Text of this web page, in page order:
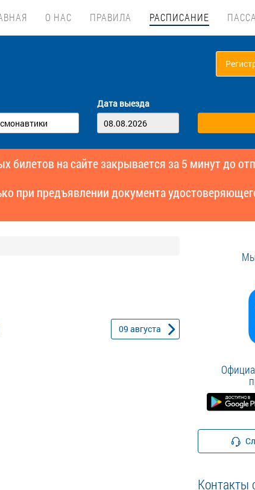
О НАС ПРАВИЛА РАСПИСАНИЕ
Дата выезда
на сайте закрывается за 5 минут до
при предъявлении документа
09 августа
Контакты